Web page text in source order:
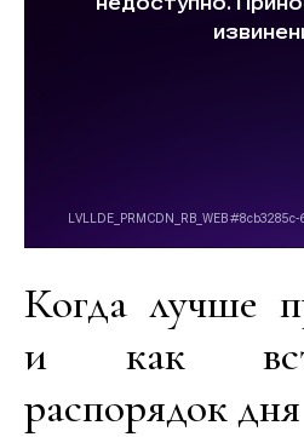
Когда лучше
и как
распорядок дня